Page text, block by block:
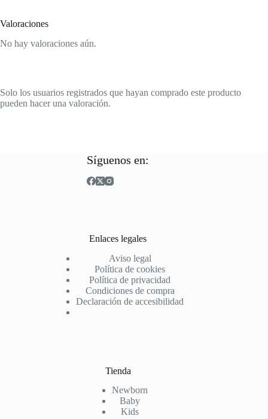
Valoraciones
No hay valoraciones aún.
Solo los usuarios registrados que hayan comprado este producto
pueden hacer una valoración.
Síguenos en:
Enlaces legales
Aviso legal
Política de cookies
Política de privacidad
Condiciones de compra
Declaración de accesibilidad
Tienda
Newborn
Baby
Kids